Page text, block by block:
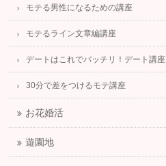
モテる男性になるための講座
モテるライン文章編講座
デートはこれでバッチリ！デート講座
30分で差をつけるモテ講座
お花婚活
遊園地